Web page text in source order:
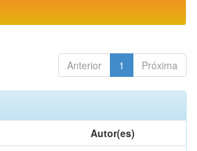
Anterior 1 Próxima
Autor(es)